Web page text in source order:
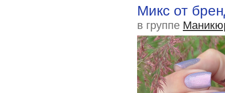
Микс от
в группе